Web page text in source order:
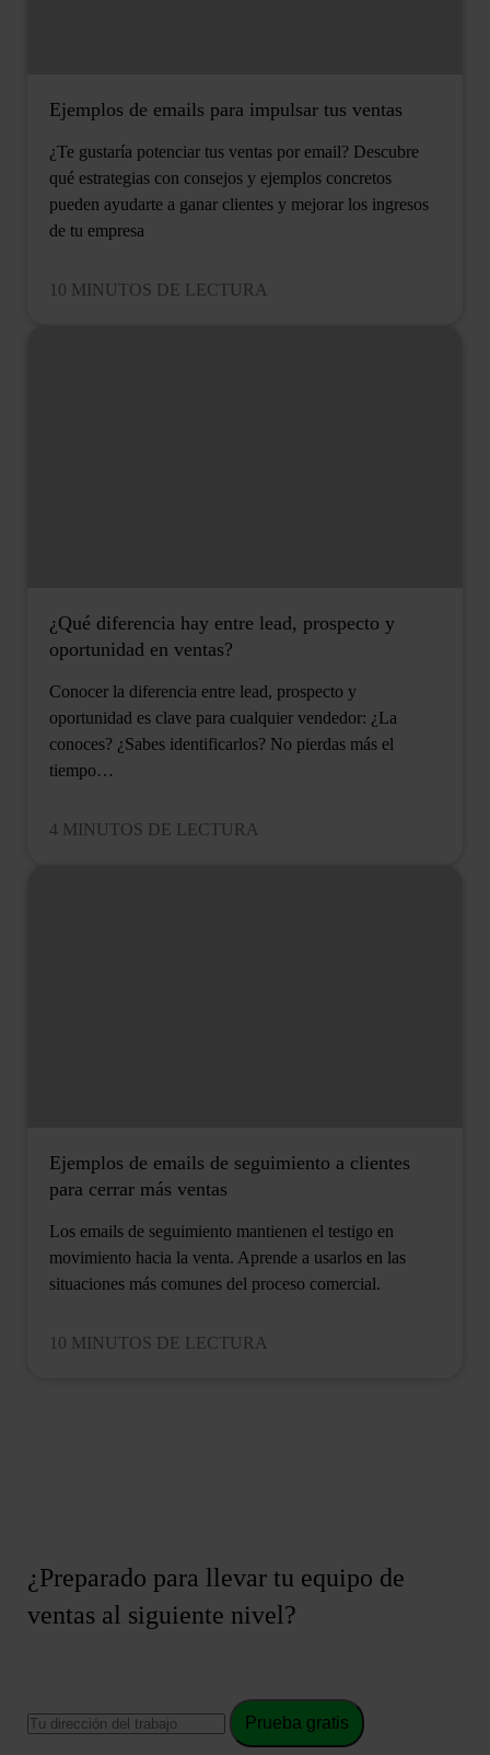
Ejemplos de emails para impulsar tus ventas
¿Te gustaría potenciar tus ventas por email? Descubre
qué estrategias con consejos y ejemplos concretos
pueden ayudarte a ganar clientes y mejorar los ingresos
de tu empresa
10 MINUTOS DE LECTURA
¿Qué diferencia hay entre lead, prospecto y
oportunidad en ventas?
Conocer la diferencia entre lead, prospecto y
oportunidad es clave para cualquier vendedor: ¿La
conoces? ¿Sabes identificarlos? No pierdas más el
tiempo…
4 MINUTOS DE LECTURA
Ejemplos de emails de seguimiento a clientes
para cerrar más ventas
Los emails de seguimiento mantienen el testigo en
movimiento hacia la venta. Aprende a usarlos en las
situaciones más comunes del proceso comercial.
10 MINUTOS DE LECTURA
¿Preparado para llevar tu equipo de
ventas al siguiente nivel?
Prueba gratis